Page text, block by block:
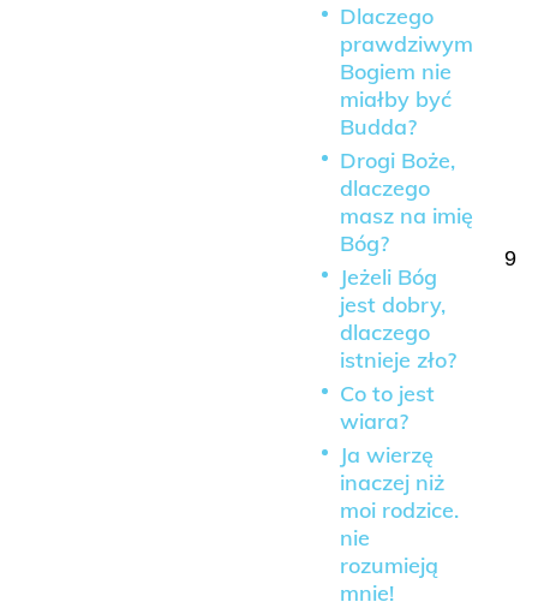
Dlaczego
prawdziwym
Bogiem nie
miałby być
Budda?
Drogi Boże,
dlaczego
masz na imię
Bóg?
Jeżeli Bóg
jest dobry,
dlaczego
istnieje zło?
Co to jest
wiara?
Ja wierzę
inaczej niż
moi rodzice.
nie
rozumieją
mnie!
9